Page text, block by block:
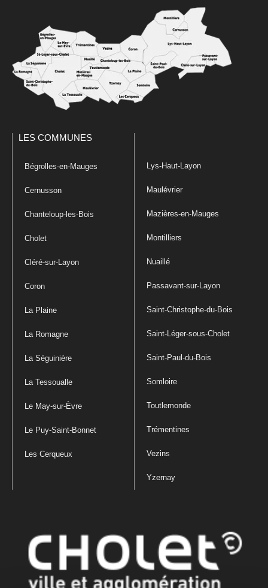
LES COMMUNES
Bégrolles-en-Mauges
Cernusson
Chanteloup-les-Bois
Cholet
Cléré-sur-Layon
Coron
La Plaine
La Romagne
La Séguinière
La Tessoualle
Le May-sur-Èvre
Le Puy-Saint-Bonnet
Les Cerqueux
Lys-Haut-Layon
Maulévrier
Mazières-en-Mauges
Montilliers
Nuaillé
Passavant-sur-Layon
Saint-Christophe-du-Bois
Saint-Léger-sous-Cholet
Saint-Paul-du-Bois
Somloire
Toutlemonde
Trémentines
Vezins
Yzernay